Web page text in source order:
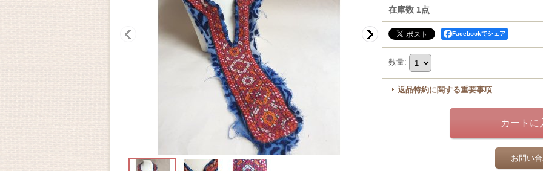
在庫数 1点
Facebookでシェア
数量:
返品特約に関する重要事項
お問い